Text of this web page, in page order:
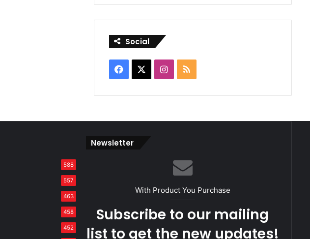
Social
Facebook Instagram
RSS
588
557
463
458
452
Newsletter
With Product You Purchase
Subscribe to our mailing
list to get the new updates!